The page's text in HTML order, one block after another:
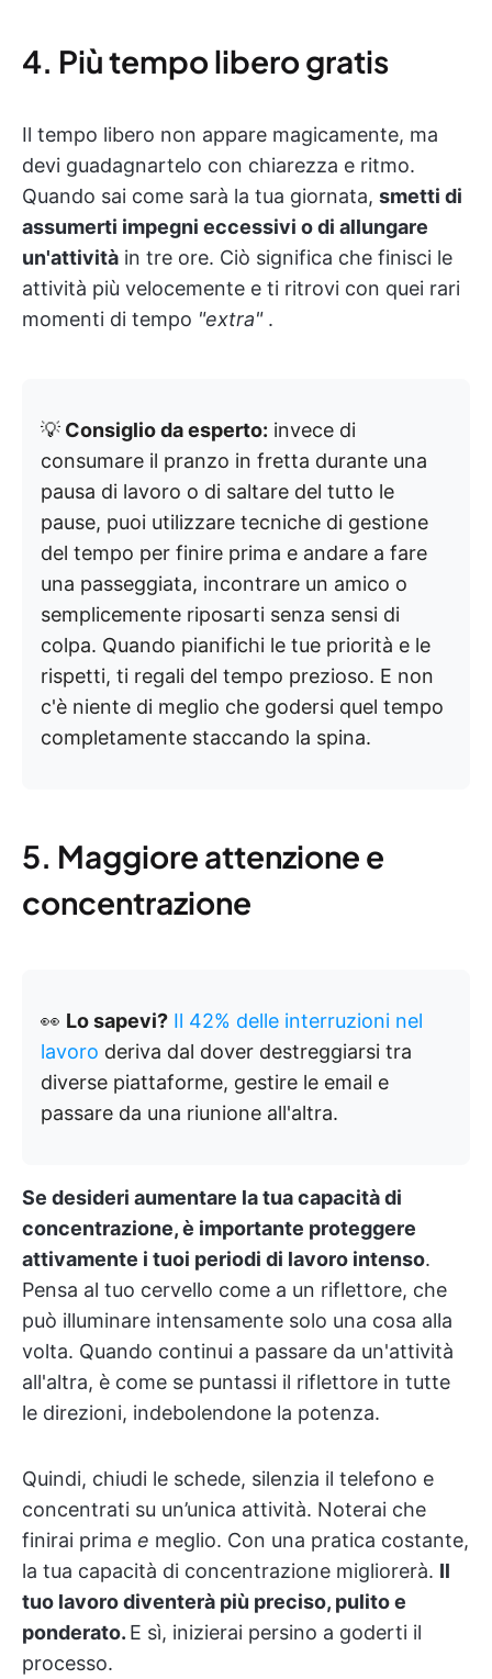
4. Più tempo libero gratis
Il tempo libero non appare magicamente, ma
devi guadagnartelo con chiarezza e ritmo.
Quando sai come sarà la tua giornata, smetti di
assumerti impegni eccessivi o di allungare
un'attività in tre ore. Ciò significa che finisci le
attività più velocemente e ti ritrovi con quei rari
momenti di tempo "extra" .
💡 Consiglio da esperto: invece di
consumare il pranzo in fretta durante una
pausa di lavoro o di saltare del tutto le
pause, puoi utilizzare tecniche di gestione
del tempo per finire prima e andare a fare
una passeggiata, incontrare un amico o
semplicemente riposarti senza sensi di
colpa. Quando pianifichi le tue priorità e le
rispetti, ti regali del tempo prezioso. E non
c'è niente di meglio che godersi quel tempo
completamente staccando la spina.
5. Maggiore attenzione e
concentrazione
👀 Lo sapevi? Il 42% delle interruzioni nel
lavoro deriva dal dover destreggiarsi tra
diverse piattaforme, gestire le email e
passare da una riunione all'altra.
Se desideri aumentare la tua capacità di
concentrazione, è importante proteggere
attivamente i tuoi periodi di lavoro intenso.
Pensa al tuo cervello come a un riflettore, che
può illuminare intensamente solo una cosa alla
volta. Quando continui a passare da un'attività
all'altra, è come se puntassi il riflettore in tutte
le direzioni, indebolendone la potenza.
Quindi, chiudi le schede, silenzia il telefono e
concentrati su un’unica attività. Noterai che
finirai prima e meglio. Con una pratica costante,
la tua capacità di concentrazione migliorerà. Il
tuo lavoro diventerà più preciso, pulito e
ponderato. E sì, inizierai persino a goderti il
processo.